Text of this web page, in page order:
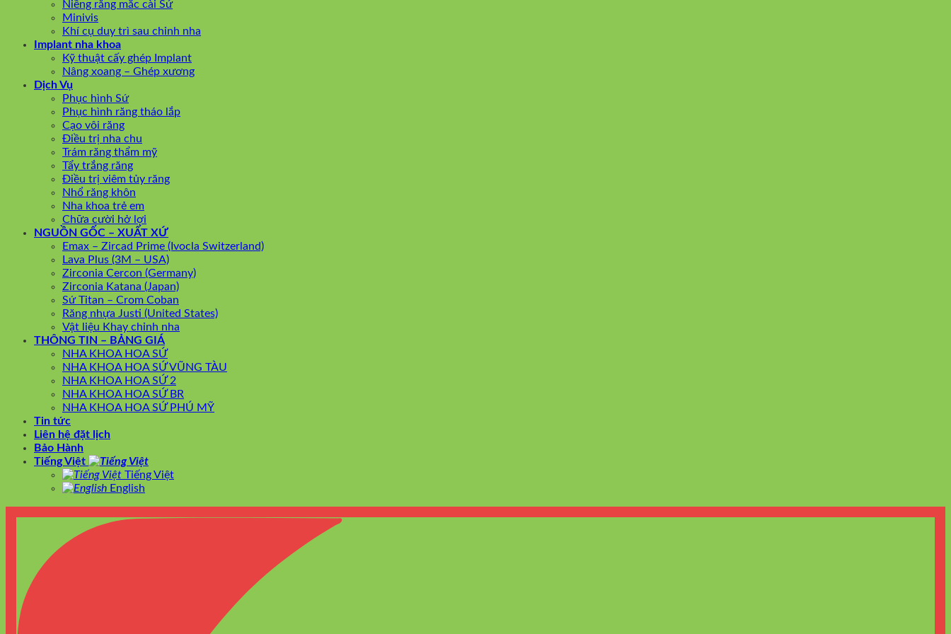
Niềng răng mắc cài Sứ
Minivis
Khí cụ duy trì sau chỉnh nha
Implant nha khoa
Kỹ thuật cấy ghép Implant
Nâng xoang – Ghép xương
Dịch Vụ
Phục hình Sứ
Phục hình răng tháo lắp
Cạo vôi răng
Điều trị nha chu
Trám răng thẩm mỹ
Tẩy trắng răng
Điều trị viêm tủy răng
Nhổ răng khôn
Nha khoa trẻ em
Chữa cười hở lợi
NGUỒN GỐC – XUẤT XỨ
Emax – Zircad Prime (Ivocla Switzerland)
Lava Plus (3M – USA)
Zirconia Cercon (Germany)
Zirconia Katana (Japan)
Sứ Titan – Crom Coban
Răng nhựa Justi (United States)
Vật liệu Khay chỉnh nha
THÔNG TIN – BẢNG GIÁ
NHA KHOA HOA SỨ
NHA KHOA HOA SỨ VŨNG TÀU
NHA KHOA HOA SỨ 2
NHA KHOA HOA SỨ BR
NHA KHOA HOA SỨ PHÚ MỸ
Tin tức
Liên hệ đặt lịch
Bảo Hành
Tiếng Việt
Tiếng Việt
English